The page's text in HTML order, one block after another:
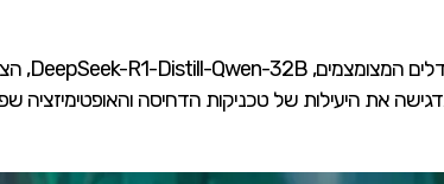
את היעילות של טכניקות הדחיסה והאופטימיזציה